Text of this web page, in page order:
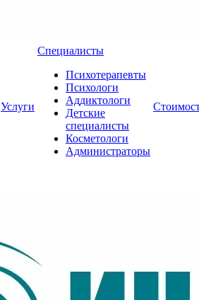
Услуги
Специалисты
Психотерапевты
Психологи
Аддиктологи
Детские
специалисты
Косметологи
Администраторы